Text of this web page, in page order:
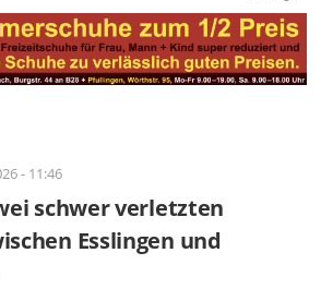
- 11:46
schwer verletzten
Esslingen und